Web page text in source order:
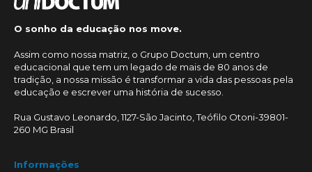
O sonho da educação nos move.
Assim como nossa matriz, o Grupo Doctum, um centro
educacional que tem um legado de mais de 80 anos de
tradição, a nossa missão é transformar a vida das pessoas pela
educação e escrever uma história de sucesso.
Rua Gustavo Leonardo, 1127-São Jacinto, Teófilo Otoni-39801-
260 MG Brasil
Informações